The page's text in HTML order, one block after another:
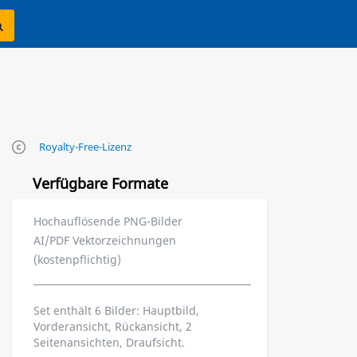
Royalty-Free-Lizenz
Verfügbare Formate
Hochauflösende PNG-Bilder
AI/PDF Vektorzeichnungen
(kostenpflichtig)
Set enthält 6 Bilder: Hauptbild,
Vorderansicht, Rückansicht, 2
Seitenansichten, Draufsicht.